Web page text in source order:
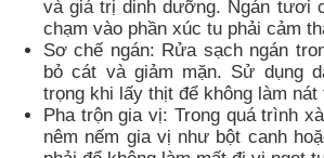
và giá trị dinh dưỡng. Ngán tươi
chạm vào phần xúc tu phải cảm
Sơ chế ngán: Rửa sạch ngán
bỏ cát và giảm mặn. Sử dụng
trọng khi lấy thịt để không làm nát
Pha trộn gia vị: Trong quá trình
nêm nếm gia vị như bột canh